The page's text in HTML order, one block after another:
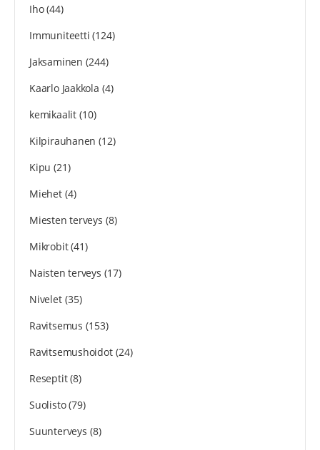
Iho(44)
Immuniteetti (124)
Jaksaminen (244)
Kaarlo Jaakkola (4)
kemikaalit(10)
Kilpirauhanen (12)
Kipu (21)
Miehet(4)
Miesten terveys (8)
Mikrobit(41)
Naisten terveys (17)
Nivelet(35)
Ravitsemus (153)
Ravitsemushoidot(24)
Reseptit(8)
Suolisto(79)
Suunterveys (8)